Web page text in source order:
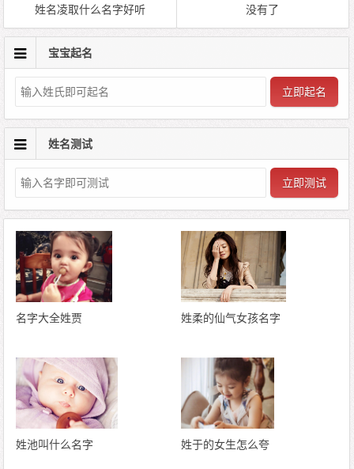
姓名凌取什么名字好听
没有了
宝宝起名
立即起名
姓名测试
立即测试
名字大全姓贾 姓柔的仙气女孩名字
姓池叫什么名字 姓于的女生怎么夸